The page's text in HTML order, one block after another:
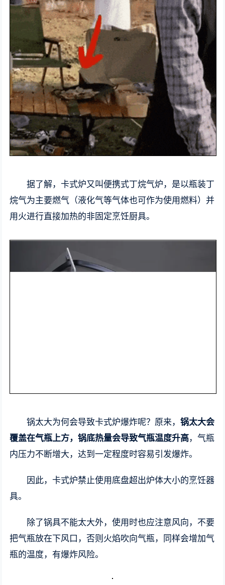
据了解，卡式炉又叫便携式丁烷气炉，是以瓶装丁
烷气为主要燃气（液化气等气体也可作为使用燃料）并
用火进行直接加热的非固定烹饪厨具。
锅太大为何会导致卡式炉爆炸呢？原来，锅太大会
覆盖在气瓶上方，锅底热量会导致气瓶温度升高，气瓶
内压力不断增大，达到一定程度时容易引发爆炸。
因此，卡式炉禁止使用底盘超出炉体大小的烹饪器
具。
除了锅具不能太大外，使用时也应注意风向，不要
把气瓶放在下风口，否则火焰吹向气瓶，同样会增加气
瓶的温度，有爆炸风险。